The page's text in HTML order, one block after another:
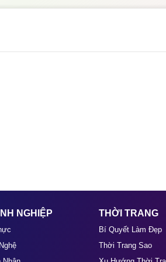
NGHIỆP THỜI TRANG
Bí Quyết Làm Đẹp
Thời Trang Sao